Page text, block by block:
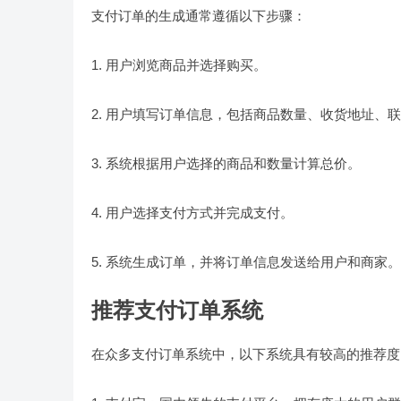
支付订单的生成通常遵循以下步骤：
1. 用户浏览商品并选择购买。
2. 用户填写订单信息，包括商品数量、收货地址、联
3. 系统根据用户选择的商品和数量计算总价。
4. 用户选择支付方式并完成支付。
5. 系统生成订单，并将订单信息发送给用户和商家。
推荐支付订单系统
在众多支付订单系统中，以下系统具有较高的推荐度